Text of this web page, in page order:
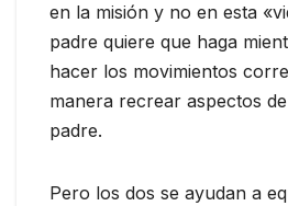
en la misión y no en esta
padre quiere que haga
hacer los movimientos
manera recrear aspectos
padre.
Pero los dos se ayudan a